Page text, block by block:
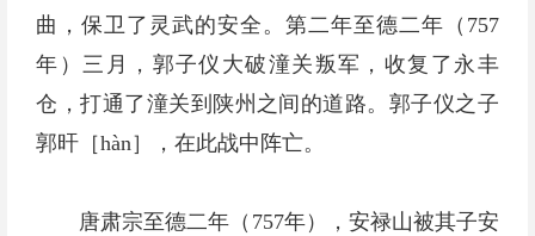
曲，保卫了灵武的安全。第二年至德二年（757
年）三月，郭子仪大破潼关叛军，收复了永丰
仓，打通了潼关到陕州之间的道路。郭子仪之子
郭旰［hàn］，在此战中阵亡。
唐肃宗至德二年（757年），安禄山被其子安